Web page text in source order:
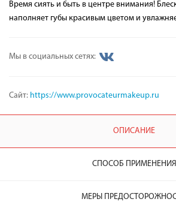
Время сиять и быть в центре внимания!
наполняет губы красивым цветом и
Мы в социальных сетях:
Сайт: https://www.provocateurmakeup.ru
ОПИСАНИЕ
СПОСОБ ПРИМЕНЕНИЯ
МЕРЫ